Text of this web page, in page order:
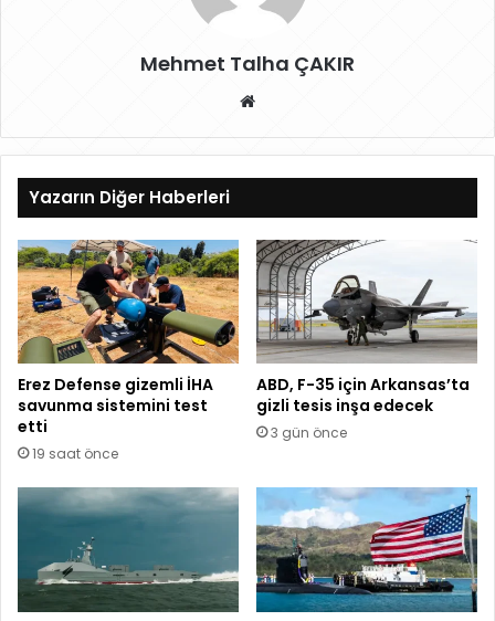
Mehmet Talha ÇAKIR
sit
esi
Yazarın Diğer Haberleri
Erez Defense gizemli İHA
savunma sistemini test
etti
19 saat önce
ABD, F-35 için Arkansas’ta
gizli tesis inşa edecek
3 gün önce